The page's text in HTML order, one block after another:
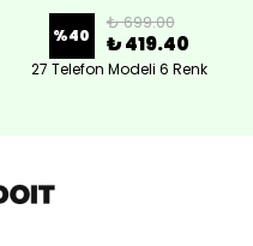
%40
₺ 699.00
₺ 419.40
27 Telefon Modeli 6 Renk